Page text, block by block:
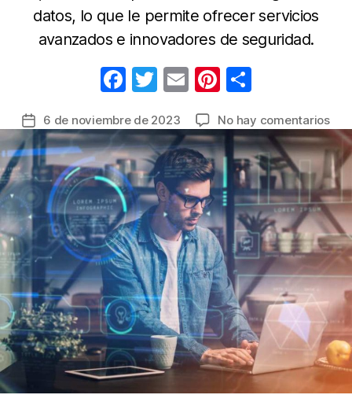
datos, lo que le permite ofrecer servicios
avanzados e innovadores de seguridad.
F
c
e
b
o
o
k
T
itt
er
E
ail
Pi
er
e
st
m
p
ar
tir
Fecha
la
entrada
6 de noviembre de 2023 No hay comentariosen
La
día
a
día
en